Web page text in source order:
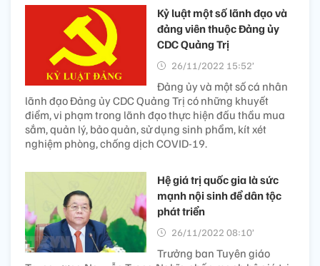
Kỷ luật một số lãnh đạo và
đảng viên thuộc Đảng ủy
CDC Quảng Trị
26/11/2022 15:52’
Đảng ủy và một số cá nhân
lãnh đạo Đảng ủy CDC Quảng Trị có những khuyết
điểm, vi phạm trong lãnh đạo thực hiện đấu thầu mua
sắm, quản lý, bảo quản, sử dụng sinh phẩm, kít xét
nghiệm phòng, chống dịch COVID-19.
Hệ giá trị quốc gia là sức
mạnh nội sinh để dân tộc
phát triển
26/11/2022 08:10’
Trưởng ban Tuyên giáo